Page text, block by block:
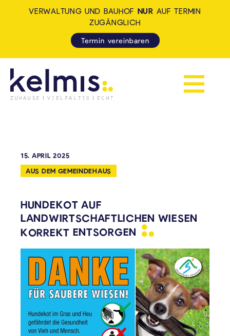
Navigation
VERWALTUNG UND BAUHOF NUR AUF TERMIN
ZUGÄNGLICH
Termin vereinbaren
15. APRIL 2025
AUS DEM GEMEINDEHAUS
HUNDEKOT AUF
LANDWIRTSCHAFTLICHEN WIESEN
KORREKT ENTSORGEN